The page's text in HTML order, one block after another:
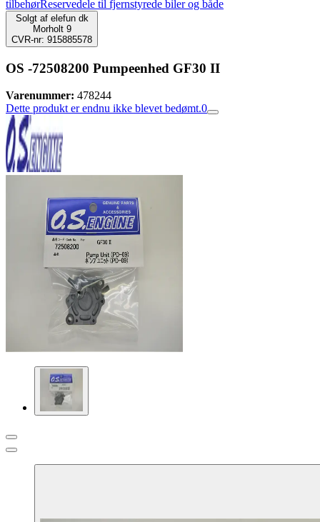
tilbehørReservedele til fjernstyrede biler og både
Solgt af elefun dk
Morholt 9
CVR-nr: 915885578
OS -72508200 Pumpeenhed GF30 II
Varenummer: 478244
Dette produkt er endnu ikke blevet bedømt.0